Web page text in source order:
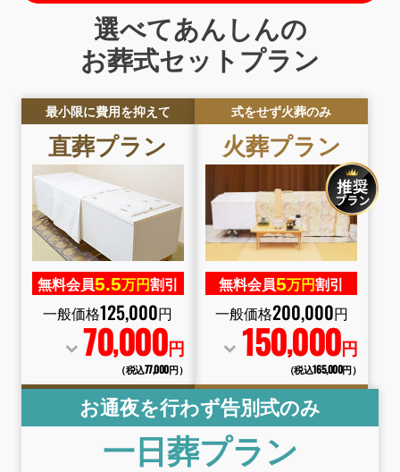
選べてあんしんの
お葬式セットプラン
最小限に費用を抑えて
直葬プラン
無料会員5.5万円割引
一般価格125,000円
70,000円
（税込77,000円）
式をせず火葬のみ
火葬プラン
無料会員5万円割引
一般価格200,000円
150,000円
（税込165,000円）
お通夜を行わず告別式のみ
一日葬プラン